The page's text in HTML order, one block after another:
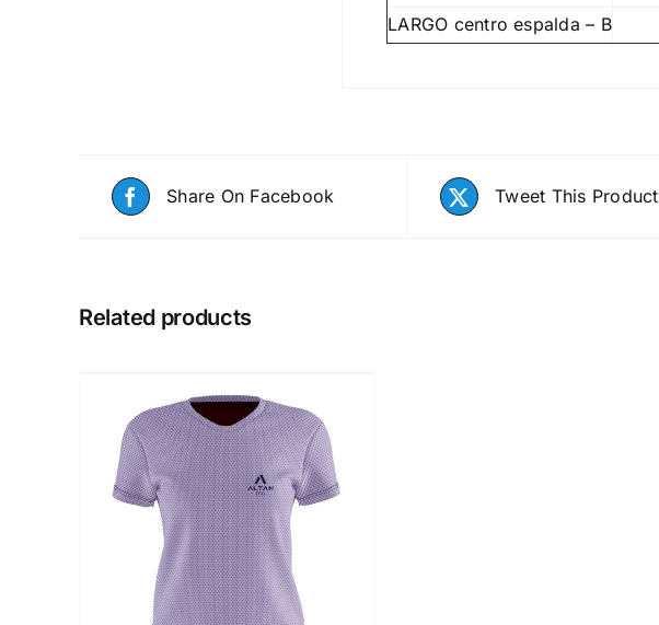
LARGO centro espalda – B
Share On Facebook Tweet This Product
Related products